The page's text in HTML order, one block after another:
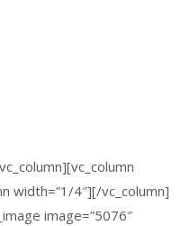
width=”1/4″][/vc_column]
image=”5076″